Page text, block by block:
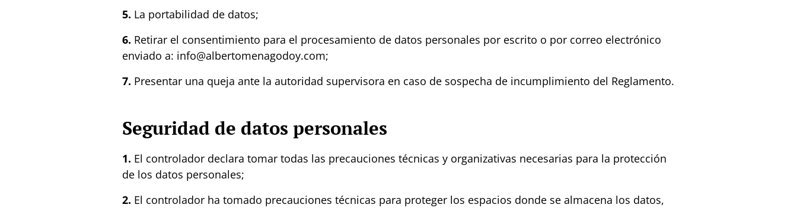
5. La portabilidad de datos;
6. Retirar el consentimiento para el procesamiento de datos personales por escrito o por correo electrónico
enviado a: info@albertomenagodoy.com;
7. Presentar una queja ante la autoridad supervisora en caso de sospecha de incumplimiento del Reglamento.
Seguridad de datos personales
1. El controlador declara tomar todas las precauciones técnicas y organizativas necesarias para la protección
de los datos personales;
2. El controlador ha tomado precauciones técnicas para proteger los espacios donde se almacena los datos,